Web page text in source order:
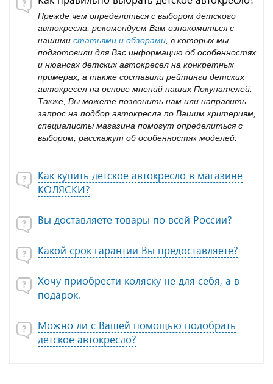
Прежде чем определиться с выбором детского
автокресла, рекомендуем Вам ознакомиться с
нашими статьями и обзорами , в которых мы
подготовили для Вас информацию об особенностях
и нюансах детских автокресел на конкретных
примерах, а также составили рейтинги детских
автокресел на основе мнений наших Покупателей.
Также, Вы можете позвонить нам или направить
запрос на подбор автокресла по Вашим критериям,
специалисты магазина помогут определиться с
выбором, расскажут об особенностях моделей.
Как купить детское автокресло в магазине
КОЛЯСКИ?
Вы доставляете товары по всей России?
Какой срок гарантии Вы предоставляете?
Хочу приобрести коляску не для себя, а в
подарок.
Можно ли с Вашей помощью подобрать
детское автокресло?